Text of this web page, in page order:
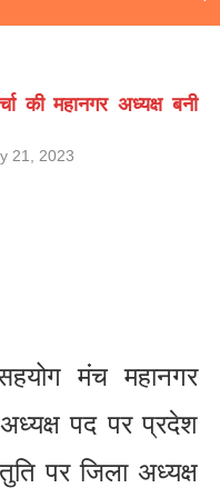
की महानगर अध्यक्ष बनी
21, 2023
मंच महानगर
अध्यक्ष पद पर प्रदेश
पर जिला अध्यक्ष